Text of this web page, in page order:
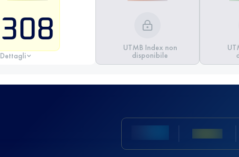
308
Dettagli
UTMB Index non
disponibile